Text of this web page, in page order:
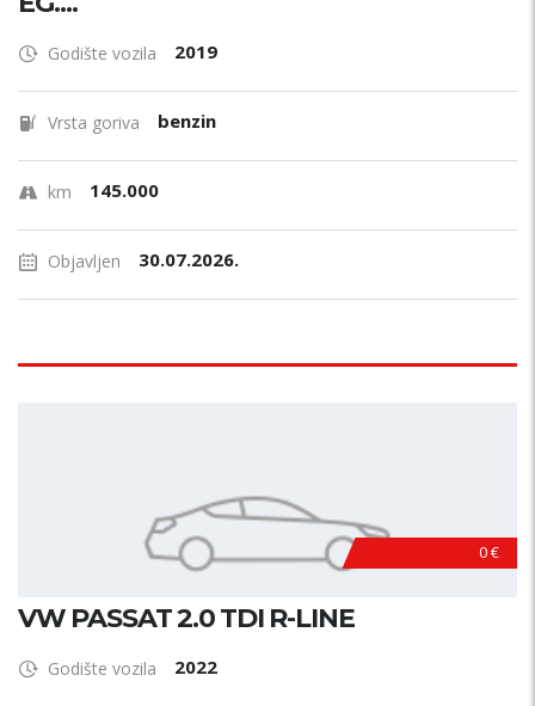
Godište vozila 2019
Vrsta goriva benzin
km 145.000
Objavljen 30.07.2026.
0 €
VW PASSAT 2.0 TDI R-LINE
Godište vozila 2022